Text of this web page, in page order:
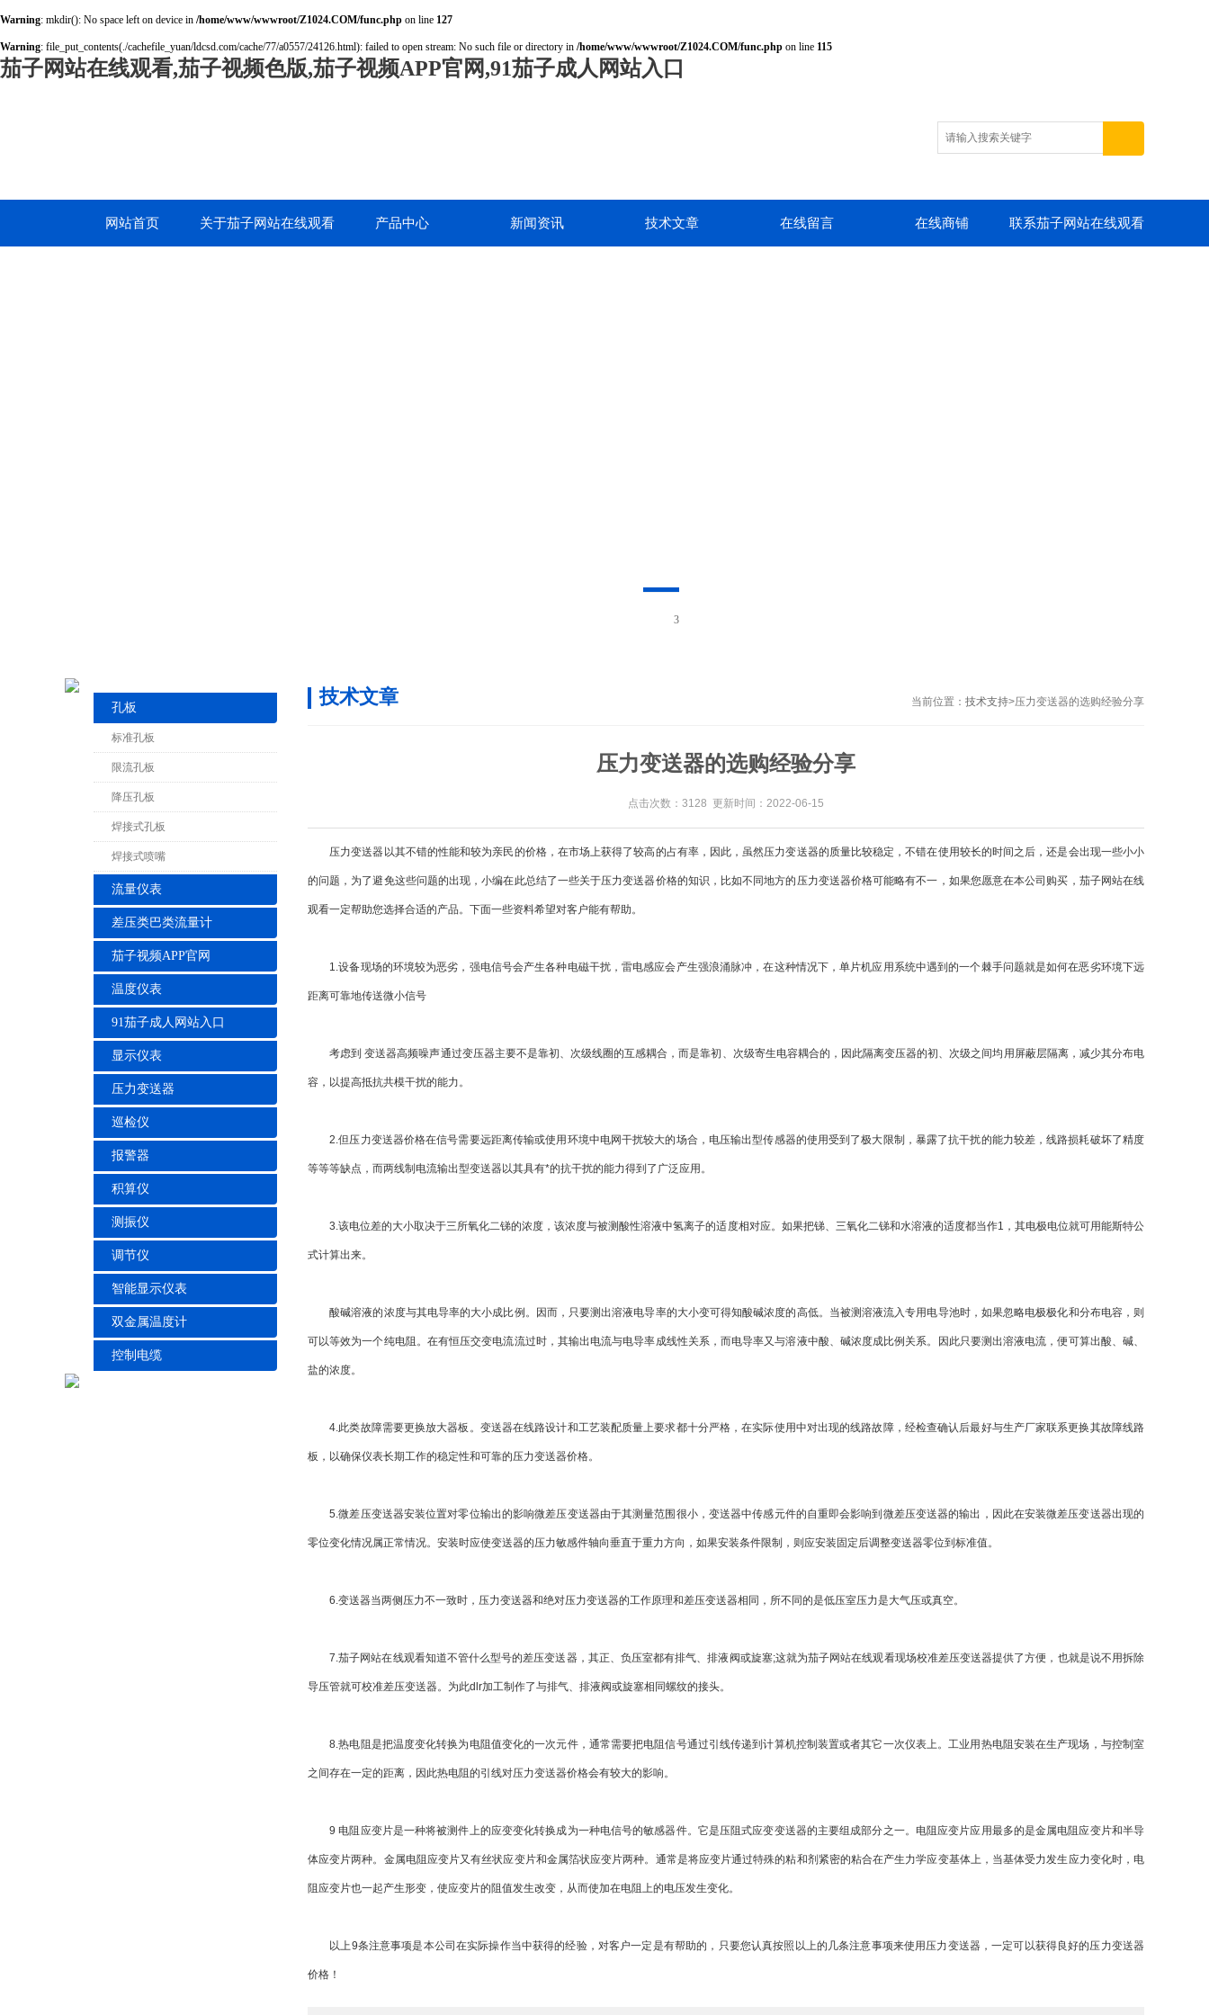
Warning: mkdir(): No space left on device in /home/www/wwwroot/Z1024.COM/func.php on line 127
Warning: file_put_contents(./cachefile_yuan/ldcsd.com/cache/77/a0557/24126.html): failed to open stream: No such file or directory in /home/www/wwwroot/Z1024.COM/func.php on line 115
茄子网站在线观看,茄子视频色版,茄子视频APP官网,91茄子成人网站入口
网站首页 关于茄子网站在线观看 产品中心 新闻资讯 技术文章 在线留言 在线商铺 联系茄子网站在线观看
3
孔板
标准孔板
限流孔板
降压孔板
焊接式孔板
焊接式喷嘴
流量仪表
差压类巴类流量计
茄子视频APP官网
温度仪表
91茄子成人网站入口
显示仪表
压力变送器
巡检仪
报警器
积算仪
测振仪
调节仪
智能显示仪表
双金属温度计
控制电缆
当前位置： 技术支持>压力变送器的选购经验分享
技术文章
压力变送器的选购经验分享
点击次数：3128 更新时间：2022-06-15
压力变送器以其不错的性能和较为亲民的价格，在市场上获得了较高的占有率，因此，虽然压力变送器的质量比较稳定，不错在使用较长的时间之后，还是会出现一些小小
的问题，为了避免这些问题的出现，小编在此总结了一些关于压力变送器价格的知识，比如不同地方的压力变送器价格可能略有不一，如果您愿意在本公司购买，茄子网站在线
观看一定帮助您选择合适的产品。下面一些资料希望对客户能有帮助。
1.设备现场的环境较为恶劣，强电信号会产生各种电磁干扰，雷电感应会产生强浪涌脉冲，在这种情况下，单片机应用系统中遇到的一个棘手问题就是如何在恶劣环境下远
距离可靠地传送微小信号
考虑到 变送器高频噪声通过变压器主要不是靠初、次级线圈的互感耦合，而是靠初、次级寄生电容耦合的，因此隔离变压器的初、次级之间均用屏蔽层隔离，减少其分布电
容，以提高抵抗共模干扰的能力。
2.但压力变送器价格在信号需要远距离传输或使用环境中电网干扰较大的场合，电压输出型传感器的使用受到了极大限制，暴露了抗干扰的能力较差，线路损耗破坏了精度
等等等缺点，而两线制电流输出型变送器以其具有*的抗干扰的能力得到了广泛应用。
3.该电位差的大小取决于三所氧化二锑的浓度，该浓度与被测酸性溶液中氢离子的适度相对应。如果把锑、三氧化二锑和水溶液的适度都当作1，其电极电位就可用能斯特公
式计算出来。
酸碱溶液的浓度与其电导率的大小成比例。因而，只要测出溶液电导率的大小变可得知酸碱浓度的高低。当被测溶液流入专用电导池时，如果忽略电极极化和分布电容，则
可以等效为一个纯电阻。在有恒压交变电流流过时，其输出电流与电导率成线性关系，而电导率又与溶液中酸、碱浓度成比例关系。因此只要测出溶液电流，便可算出酸、碱、
盐的浓度。
4.此类故障需要更换放大器板。变送器在线路设计和工艺装配质量上要求都十分严格，在实际使用中对出现的线路故障，经检查确认后最好与生产厂家联系更换其故障线路
板，以确保仪表长期工作的稳定性和可靠的压力变送器价格。
5.微差压变送器安装位置对零位输出的影响微差压变送器由于其测量范围很小，变送器中传感元件的自重即会影响到微差压变送器的输出，因此在安装微差压变送器出现的
零位变化情况属正常情况。安装时应使变送器的压力敏感件轴向垂直于重力方向，如果安装条件限制，则应安装固定后调整变送器零位到标准值。
6.变送器当两侧压力不一致时，压力变送器和绝对压力变送器的工作原理和差压变送器相同，所不同的是低压室压力是大气压或真空。
7.茄子网站在线观看知道不管什么型号的差压变送器，其正、负压室都有排气、排液阀或旋塞;这就为茄子网站在线观看现场校准差压变送器提供了方便，也就是说不用拆除
导压管就可校准差压变送器。为此dlr加工制作了与排气、排液阀或旋塞相同螺纹的接头。
8.热电阻是把温度变化转换为电阻值变化的一次元件，通常需要把电阻信号通过引线传递到计算机控制装置或者其它一次仪表上。工业用热电阻安装在生产现场，与控制室
之间存在一定的距离，因此热电阻的引线对压力变送器价格会有较大的影响。
9 电阻应变片是一种将被测件上的应变变化转换成为一种电信号的敏感器件。它是压阻式应变变送器的主要组成部分之一。电阻应变片应用最多的是金属电阻应变片和半导
体应变片两种。金属电阻应变片又有丝状应变片和金属箔状应变片两种。通常是将应变片通过特殊的粘和剂紧密的粘合在产生力学应变基体上，当基体受力发生应力变化时，电
阻应变片也一起产生形变，使应变片的阻值发生改变，从而使加在电阻上的电压发生变化。
以上9条注意事项是本公司在实际操作当中获得的经验，对客户一定是有帮助的，只要您认真按照以上的几条注意事项来使用压力变送器，一定可以获得良好的压力变送器
价格！